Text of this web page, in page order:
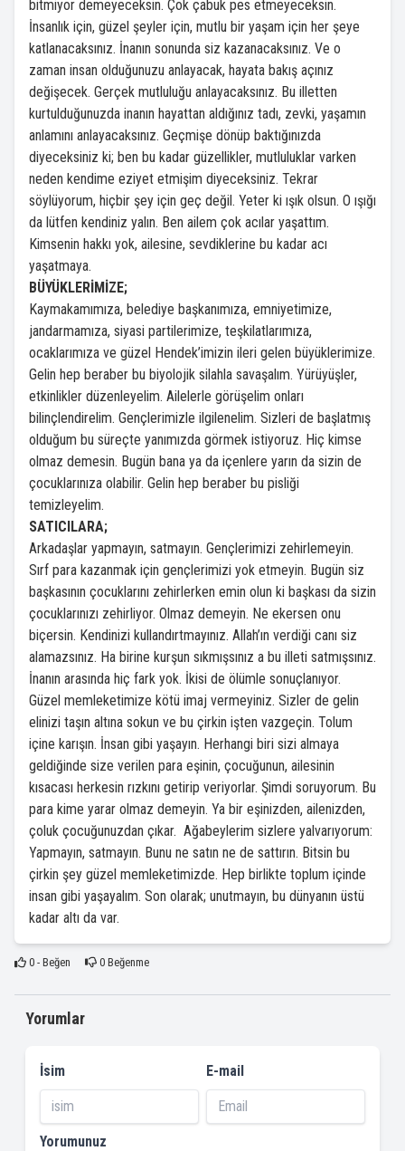
bitmiyor demeyeceksin. Çok çabuk pes etmeyeceksin.
İnsanlık için, güzel şeyler için, mutlu bir yaşam için her şeye
katlanacaksınız. İnanın sonunda siz kazanacaksınız. Ve o
zaman insan olduğunuzu anlayacak, hayata bakış açınız
değişecek. Gerçek mutluluğu anlayacaksınız. Bu illetten
kurtulduğunuzda inanın hayattan aldığınız tadı, zevki, yaşamın
anlamını anlayacaksınız. Geçmişe dönüp baktığınızda
diyeceksiniz ki; ben bu kadar güzellikler, mutluluklar varken
neden kendime eziyet etmişim diyeceksiniz. Tekrar
söylüyorum, hiçbir şey için geç değil. Yeter ki ışık olsun. O ışığı
da lütfen kendiniz yalın. Ben ailem çok acılar yaşattım.
Kimsenin hakkı yok, ailesine, sevdiklerine bu kadar acı
yaşatmaya.
BÜYÜKLERİMİZE;
Kaymakamımıza, belediye başkanımıza, emniyetimize,
jandarmamıza, siyasi partilerimize, teşkilatlarımıza,
ocaklarımıza ve güzel Hendek’imizin ileri gelen büyüklerimize.
Gelin hep beraber bu biyolojik silahla savaşalım. Yürüyüşler,
etkinlikler düzenleyelim. Ailelerle görüşelim onları
bilinçlendirelim. Gençlerimizle ilgilenelim. Sizleri de başlatmış
olduğum bu süreçte yanımızda görmek istiyoruz. Hiç kimse
olmaz demesin. Bugün bana ya da içenlere yarın da sizin de
çocuklarınıza olabilir. Gelin hep beraber bu pisliği
temizleyelim.
SATICILARA;
Arkadaşlar yapmayın, satmayın. Gençlerimizi zehirlemeyin.
Sırf para kazanmak için gençlerimizi yok etmeyin. Bugün siz
başkasının çocuklarını zehirlerken emin olun ki başkası da sizin
çocuklarınızı zehirliyor. Olmaz demeyin. Ne ekersen onu
biçersin. Kendinizi kullandırtmayınız. Allah’ın verdiği canı siz
alamazsınız. Ha birine kurşun sıkmışsınız a bu illeti satmışsınız.
İnanın arasında hiç fark yok. İkisi de ölümle sonuçlanıyor.
Güzel memleketimize kötü imaj vermeyiniz. Sizler de gelin
elinizi taşın altına sokun ve bu çirkin işten vazgeçin. Tolum
içine karışın. İnsan gibi yaşayın. Herhangi biri sizi almaya
geldiğinde size verilen para eşinin, çocuğunun, ailesinin
kısacası herkesin rızkını getirip veriyorlar. Şimdi soruyorum. Bu
para kime yarar olmaz demeyin. Ya bir eşinizden, ailenizden,
çoluk çocuğunuzdan çıkar. Ağabeylerim sizlere yalvarıyorum:
Yapmayın, satmayın. Bunu ne satın ne de sattırın. Bitsin bu
çirkin şey güzel memleketimizde. Hep birlikte toplum içinde
insan gibi yaşayalım. Son olarak; unutmayın, bu dünyanın üstü
kadar altı da var.
0- Beğen 0Beğenme
Yorumlar
İsim E-mail
Yorumunuz